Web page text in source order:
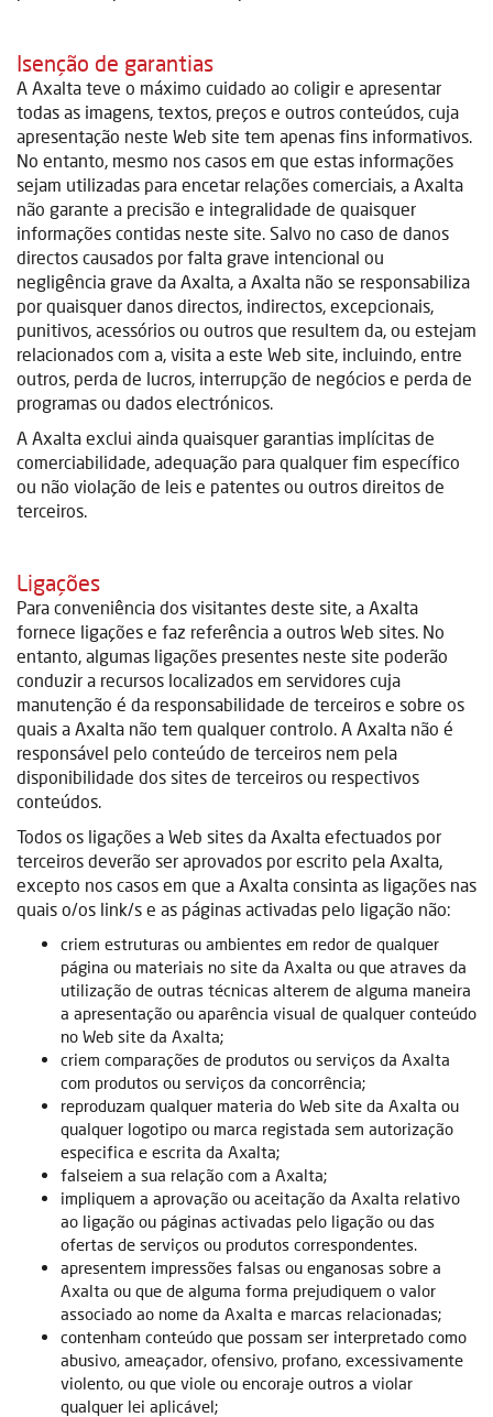
Isenção de garantias
A Axalta teve o máximo cuidado ao coligir e apresentar
todas as imagens, textos, preços e outros conteúdos, cuja
apresentação neste Web site tem apenas fins informativos.
No entanto, mesmo nos casos em que estas informações
sejam utilizadas para encetar relações comerciais, a Axalta
não garante a precisão e integralidade de quaisquer
informações contidas neste site. Salvo no caso de danos
directos causados por falta grave intencional ou
negligência grave da Axalta, a Axalta não se responsabiliza
por quaisquer danos directos, indirectos, excepcionais,
punitivos, acessórios ou outros que resultem da, ou estejam
relacionados com a, visita a este Web site, incluindo, entre
outros, perda de lucros, interrupção de negócios e perda de
programas ou dados electrónicos.
A Axalta exclui ainda quaisquer garantias implícitas de
comerciabilidade, adequação para qualquer fim específico
ou não violação de leis e patentes ou outros direitos de
terceiros.
Ligações
Para conveniência dos visitantes deste site, a Axalta
fornece ligações e faz referência a outros Web sites. No
entanto, algumas ligações presentes neste site poderão
conduzir a recursos localizados em servidores cuja
manutenção é da responsabilidade de terceiros e sobre os
quais a Axalta não tem qualquer controlo. A Axalta não é
responsável pelo conteúdo de terceiros nem pela
disponibilidade dos sites de terceiros ou respectivos
conteúdos.
Todos os ligações a Web sites da Axalta efectuados por
terceiros deverão ser aprovados por escrito pela Axalta,
excepto nos casos em que a Axalta consinta as ligações nas
quais o/os link/s e as páginas activadas pelo ligação não:
criem estruturas ou ambientes em redor de qualquer
página ou materiais no site da Axalta ou que atraves da
utilização de outras técnicas alterem de alguma maneira
a apresentação ou aparência visual de qualquer conteúdo
no Web site da Axalta;
criem comparações de produtos ou serviços da Axalta
com produtos ou serviços da concorrência;
reproduzam qualquer materia do Web site da Axalta ou
qualquer logotipo ou marca registada sem autorização
especifica e escrita da Axalta;
falseiem a sua relação com a Axalta;
impliquem a aprovação ou aceitação da Axalta relativo
ao ligação ou páginas activadas pelo ligação ou das
ofertas de serviços ou produtos correspondentes.
apresentem impressões falsas ou enganosas sobre a
Axalta ou que de alguma forma prejudiquem o valor
associado ao nome da Axalta e marcas relacionadas;
contenham conteúdo que possam ser interpretado como
abusivo, ameaçador, ofensivo, profano, excessivamente
violento, ou que viole ou encoraje outros a violar
qualquer lei aplicável;